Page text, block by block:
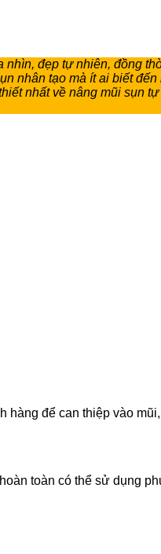
đẹp tự nhiên, đồng
nhân tạo mà ít ai biết
nhất về nâng mũi sụn
để can thiệp vào
toàn có thể sử dụng